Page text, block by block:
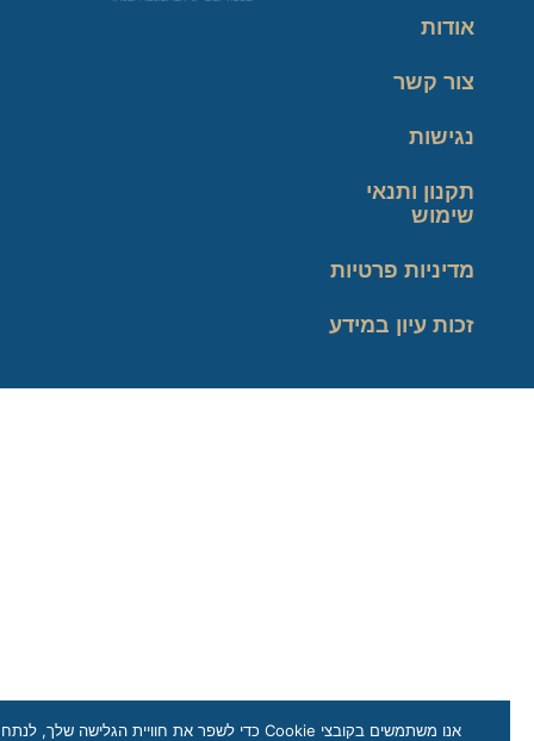
אודות
צור קשר
נגישות
תקנון ותנאי
שימוש
מדיניות פרטיות
זכות עיון במידע
אנו משתמשים בקובצי Cookie כדי לשפר את חוויית הגלישה שלך, לנתח